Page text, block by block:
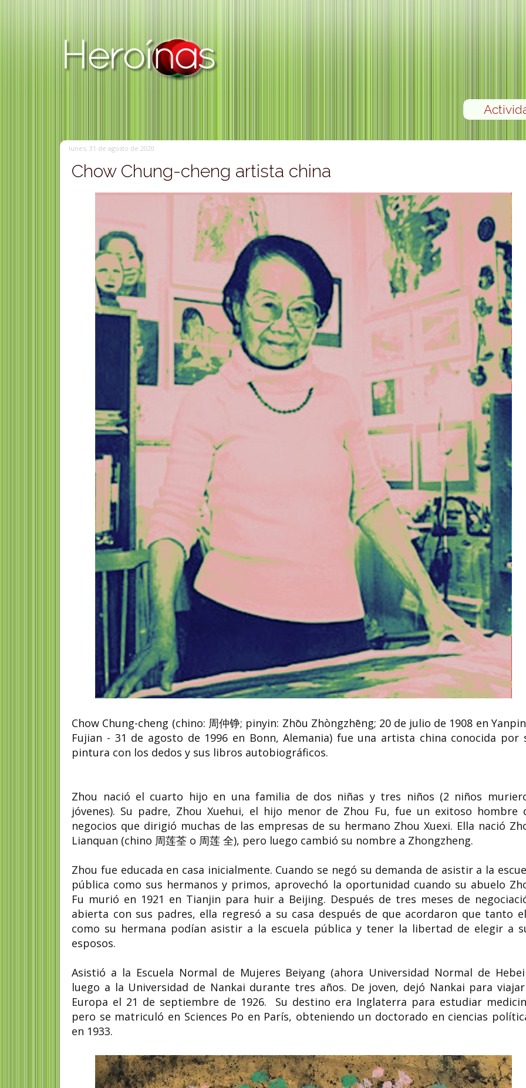
lunes, 31 de agosto de 2020
Chow Chung-cheng artista china
Chow Chung-cheng (chino: 周仲铮; pinyin: Zhōu Zhòngzhēng; 20 de julio de 1908 en
Fujian - 31 de agosto de 1996 en Bonn, Alemania) fue una artista china conocida por
pintura con los dedos y sus libros autobiográficos.
Zhou nació el cuarto hijo en una familia de dos niñas y tres niños (2 niños
jóvenes). Su padre, Zhou Xuehui, el hijo menor de Zhou Fu, fue un exitoso hombre
negocios que dirigió muchas de las empresas de su hermano Zhou Xuexi. Ella nació
Lianquan (chino 周莲荃 o 周莲 全), pero luego cambió su nombre a Zhongzheng.
Zhou fue educada en casa inicialmente. Cuando se negó su demanda de asistir a la
pública como sus hermanos y primos, aprovechó la oportunidad cuando su abuelo
Fu murió en 1921 en Tianjin para huir a Beijing. Después de tres meses de
abierta con sus padres, ella regresó a su casa después de que acordaron que tanto
como su hermana podían asistir a la escuela pública y tener la libertad de elegir a
esposos.
Asistió a la Escuela Normal de Mujeres Beiyang (ahora Universidad Normal de
luego a la Universidad de Nankai durante tres años. De joven, dejó Nankai para
Europa el 21 de septiembre de 1926. Su destino era Inglaterra para estudiar
pero se matriculó en Sciences Po en París, obteniendo un doctorado en ciencias
en 1933.
Jean Shinoda Bolen
doctora en medicina,
psiquiatra y escritora
Jean Shinoda Bolen (29 de junio de
1936, en Estados Unidos) es doctora
en medicina, psiquiatra,...
Ana Blandiana
Princesa de
Letras
Ana Blandiana
Valeria Coman;
marzo 1942) es una